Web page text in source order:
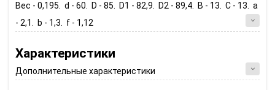
Вес - 0,195. d - 60. D - 85. D1 - 82,9. D2 - 89,4. B - 13. C - 13. a
- 2,1. b - 1,3. f - 1,12
Характеристики
Дополнительные характеристики